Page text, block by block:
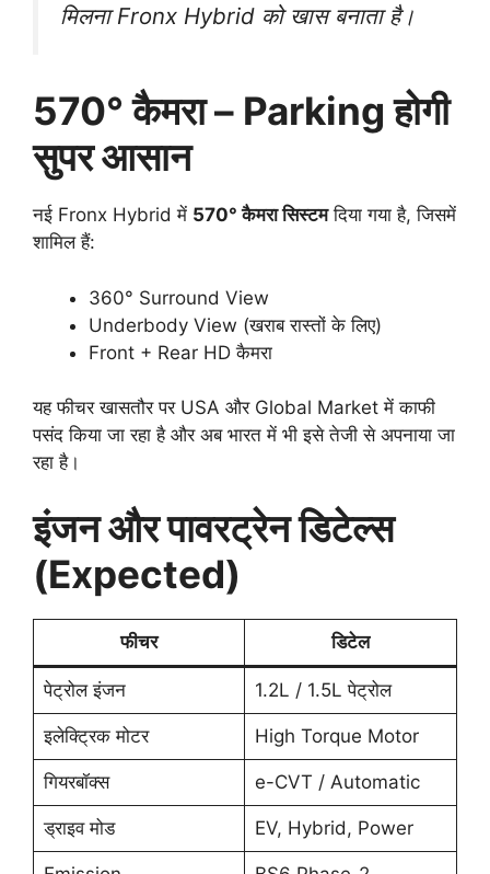
मिलना Fronx Hybrid को खास बनाता है।
570° कैमरा – Parking होगी
सुपर आसान
नई Fronx Hybrid में 570° कैमरा सिस्टमदिया गया है, जिसमें
शामिल हैं:
360° Surround View
Underbody View (खराब रास्तों के लिए)
Front + Rear HD कैमरा
यह फीचर खासतौर पर USA और Global Market में काफी
पसंद किया जा रहा है और अब भारत में भी इसे तेजी से अपनाया जा
रहा है।
इंजन और पावरट्रेन डिटेल्स
(Expected)
फीचर डिटेल
पेट्रोल इंजन 1.2L / 1.5L पेट्रोल
इलेक्ट्रिक मोटर High Torque Motor
गियरबॉक्स e-CVT / Automatic
ड्राइव मोड EV, Hybrid, Power